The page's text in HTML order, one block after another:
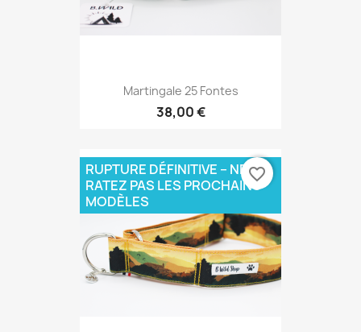
Martingale 25 Fontes
38,00 €
RUPTURE DÉFINITIVE – NE
RATEZ PAS LES PROCHAINS
MODÈLES
favorite_border